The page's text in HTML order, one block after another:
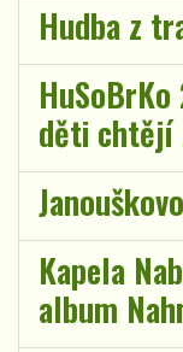
Hudba z
děti chtějí
Kapela
album